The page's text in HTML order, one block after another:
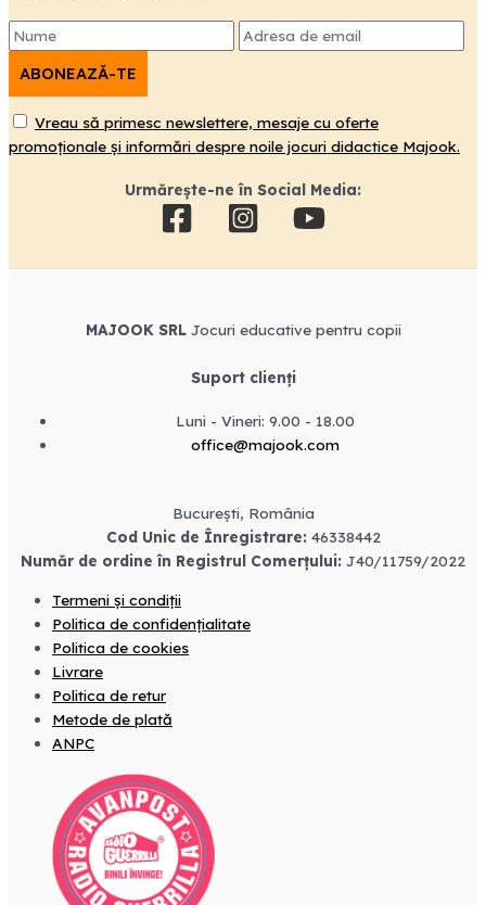
Vreau să primesc newslettere, mesaje cu oferte
promoționale și informări despre noile jocuri didactice Majook.
Urmărește-ne în Social Media:
MAJOOK SRLJocuri educative pentru copii
Suport clienți
Luni - Vineri: 9.00 - 18.00
office@majook.com
București, România
Cod Unic de Înregistrare:46338442
Număr de ordine în Registrul Comerțului: J40/11759/2022
Termeni și condiții
Politica de confidențialitate
Politica de cookies
Livrare
Politica de retur
Metode de plată
ANPC